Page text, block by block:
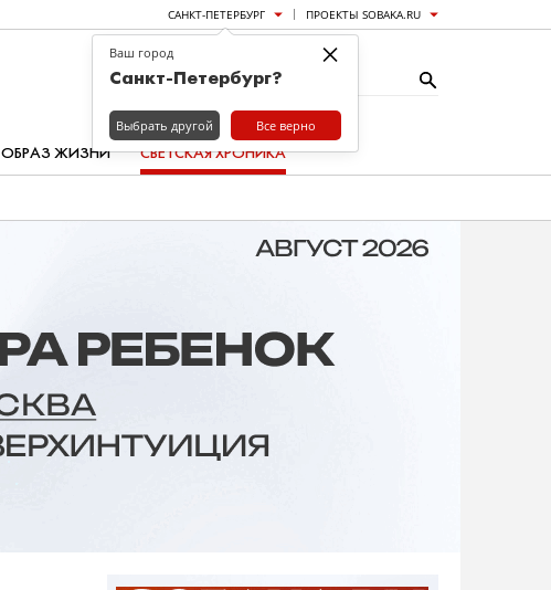
САНКТ-ПЕТЕРБУРГ ПРОЕКТЫ SOBAKA.RU
ОБРАЗ ЖИЗНИ СВЕТСКАЯ ХРОНИКА
×
Ваш город
Санкт-Петербург?
Выбрать другой Все верно